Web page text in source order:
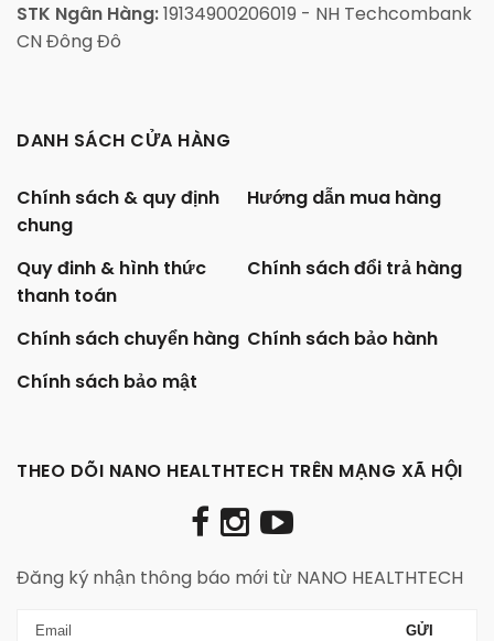
STK Ngân Hàng:19134900206019 - NH Techcombank
CN Đông Đô
DANH SÁCH CỬA HÀNG
Chính sách & quy định
chung
Hướng dẫn mua hàng
Quy đinh & hình thức
thanh toán
Chính sách đổi trả hàng
Chính sách chuyển hàng Chính sách bảo hành
Chính sách bảo mật
THEO DÕI NANO HEALTHTECH TRÊN MẠNG XÃ HỘI
Đăng ký nhận thông báo mới từ NANO HEALTHTECH